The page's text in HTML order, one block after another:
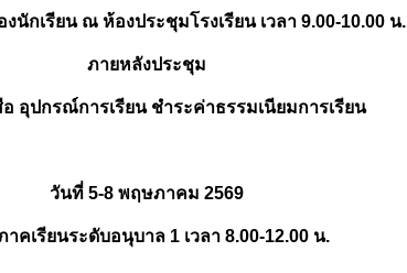
นักเรียน ณ ห้องประชุมโรงเรียน เวลา 9.00-10.00 น.
ภายหลังประชุม
อุปกรณ์การเรียน ชำระค่าธรรมเนียมการเรียน
วันที่ 5-8 พฤษภาคม 2569
าคเรียนระดับอนุบาล 1 เวลา 8.00-12.00 น.